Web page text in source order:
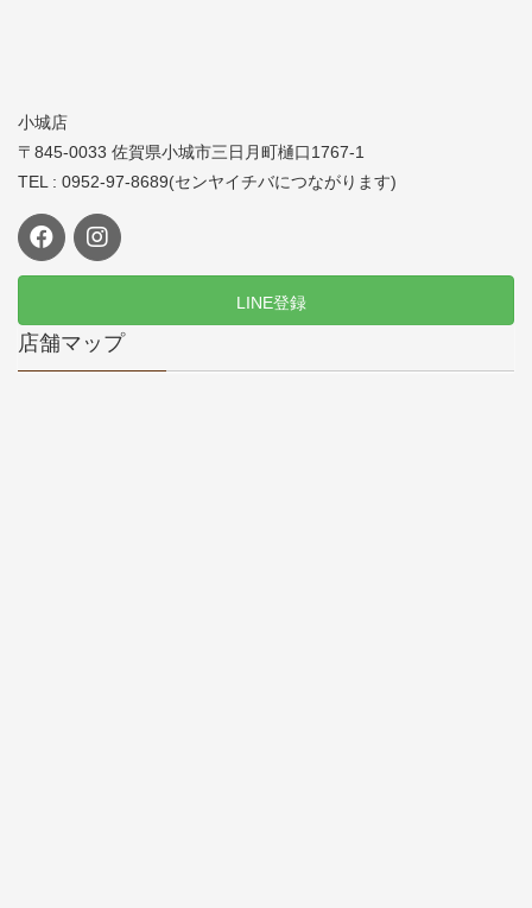
小城店
〒845-0033 佐賀県小城市三日月町樋口1767-1
TEL : 0952-97-8689(センヤイチバにつながります)
LINE登録
店舗マップ